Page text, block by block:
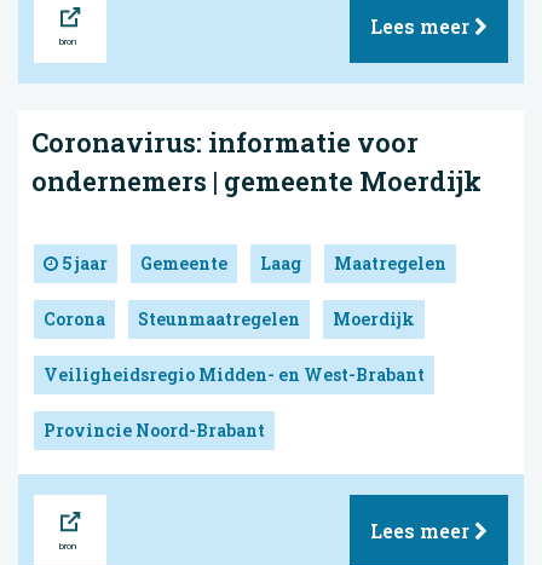
Lees meer
Coronavirus: informatie voor
ondernemers | gemeente Moerdijk
5 jaar Gemeente Laag Maatregelen
Corona Steunmaatregelen Moerdijk
Veiligheidsregio Midden- en West-Brabant
Provincie Noord-Brabant
Lees meer